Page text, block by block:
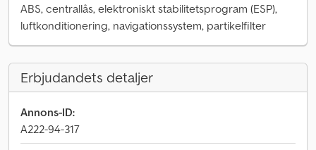
ABS, centrallås, elektroniskt stabilitetsprogram (ESP),
luftkonditionering, navigationssystem, partikelfilter
Erbjudandets detaljer
Annons-ID:
A222-94-317